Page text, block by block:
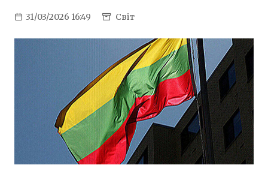
31/03/2026 16:49 Світ